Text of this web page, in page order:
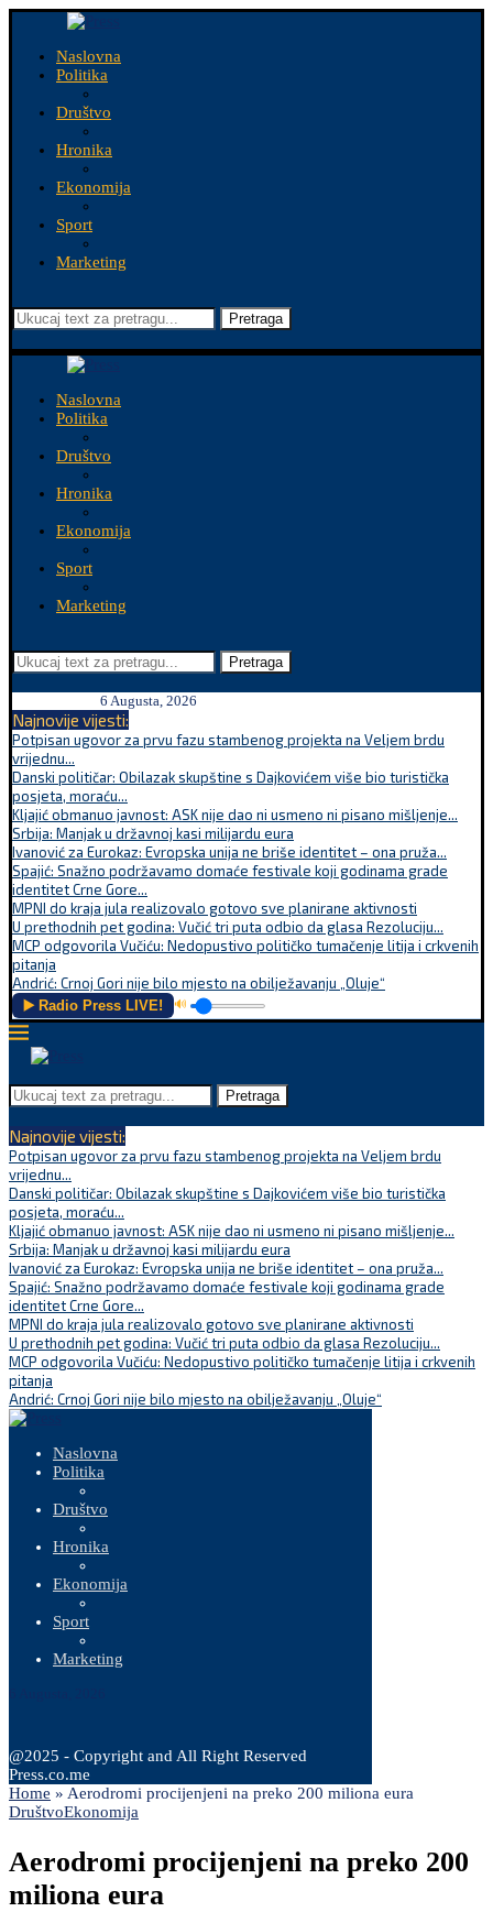
Naslovna
Politika
Društvo
Hronika
Ekonomija
Sport
Marketing
Pretraga
Naslovna
Politika
Društvo
Hronika
Ekonomija
Sport
Marketing
Pretraga
6 Augusta, 2026
Najnovije vijesti:
Potpisan ugovor za prvu fazu stambenog projekta na Veljem brdu
vrijednu...
Danski političar: Obilazak skupštine s Dajkovićem više bio turistička
posjeta, moraću...
Kljajić obmanuo javnost: ASK nije dao ni usmeno ni pisano mišljenje...
Srbija: Manjak u državnoj kasi milijardu eura
Ivanović za Eurokaz: Evropska unija ne briše identitet – ona pruža...
Spajić: Snažno podržavamo domaće festivale koji godinama grade
identitet Crne Gore...
MPNI do kraja jula realizovalo gotovo sve planirane aktivnosti
U prethodnih pet godina: Vučić tri puta odbio da glasa Rezoluciju...
MCP odgovorila Vučiću: Nedopustivo političko tumačenje litija i crkvenih
pitanja
Andrić: Crnoj Gori nije bilo mjesto na obilježavanju „Oluje“
▶️ Radio Press LIVE! 🔊
Pretraga
Najnovije vijesti:
Potpisan ugovor za prvu fazu stambenog projekta na Veljem brdu
vrijednu...
Danski političar: Obilazak skupštine s Dajkovićem više bio turistička
posjeta, moraću...
Kljajić obmanuo javnost: ASK nije dao ni usmeno ni pisano mišljenje...
Srbija: Manjak u državnoj kasi milijardu eura
Ivanović za Eurokaz: Evropska unija ne briše identitet – ona pruža...
Spajić: Snažno podržavamo domaće festivale koji godinama grade
identitet Crne Gore...
MPNI do kraja jula realizovalo gotovo sve planirane aktivnosti
U prethodnih pet godina: Vučić tri puta odbio da glasa Rezoluciju...
MCP odgovorila Vučiću: Nedopustivo političko tumačenje litija i crkvenih
pitanja
Andrić: Crnoj Gori nije bilo mjesto na obilježavanju „Oluje“
Naslovna
Politika
Društvo
Hronika
Ekonomija
Sport
Marketing
@2025 - Copyright and All Right Reserved
Press.co.me
Home » Aerodromi procijenjeni na preko 200 miliona eura
DruštvoEkonomija
Aerodromi procijenjeni na preko 200
miliona eura